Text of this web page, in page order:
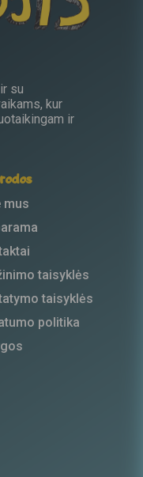
su
kur
ir
mus
taisyklės
taisyklės
politika